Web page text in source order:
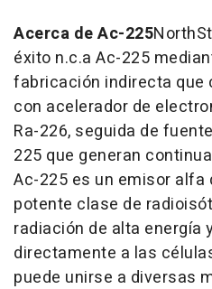
Acerca de Ac-225
éxito n.c.a Ac-225
fabricación indirecta que
con acelerador de
Ra-226, seguida de
225 que generan
Ac-225 es un emisor alfa
potente clase de
radiación de alta energía
directamente a las
puede unirse a diversas